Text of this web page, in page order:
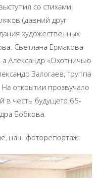
со стихами,
(давний друг
художественных
Светлана Ермакова
Александр «Охотничью
Залогаев, группа
открытии прозвучало
в честь будущего 65-
Бобкова.
наш фоторепортаж: